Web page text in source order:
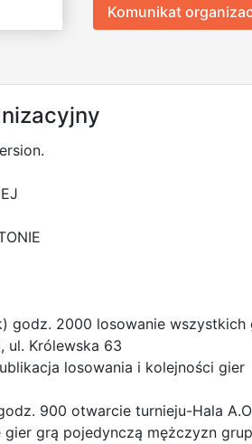
Komunikat
godz. 2000 losowanie wszystkich
ul. Królewska 63
losowania i kolejności gier
900 otwarcie turnieju-Hala
grą pojedynczą mężczyzn